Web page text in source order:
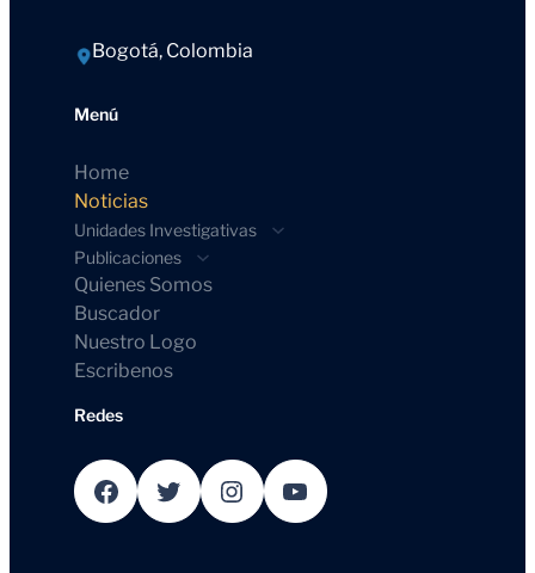
Bogotá, Colombia
Menú
Home
Noticias
Unidades Investigativas
Publicaciones
Quienes Somos
Buscador
Nuestro Logo
Escribenos
Redes
Facebook Twitter Instagram YouTube